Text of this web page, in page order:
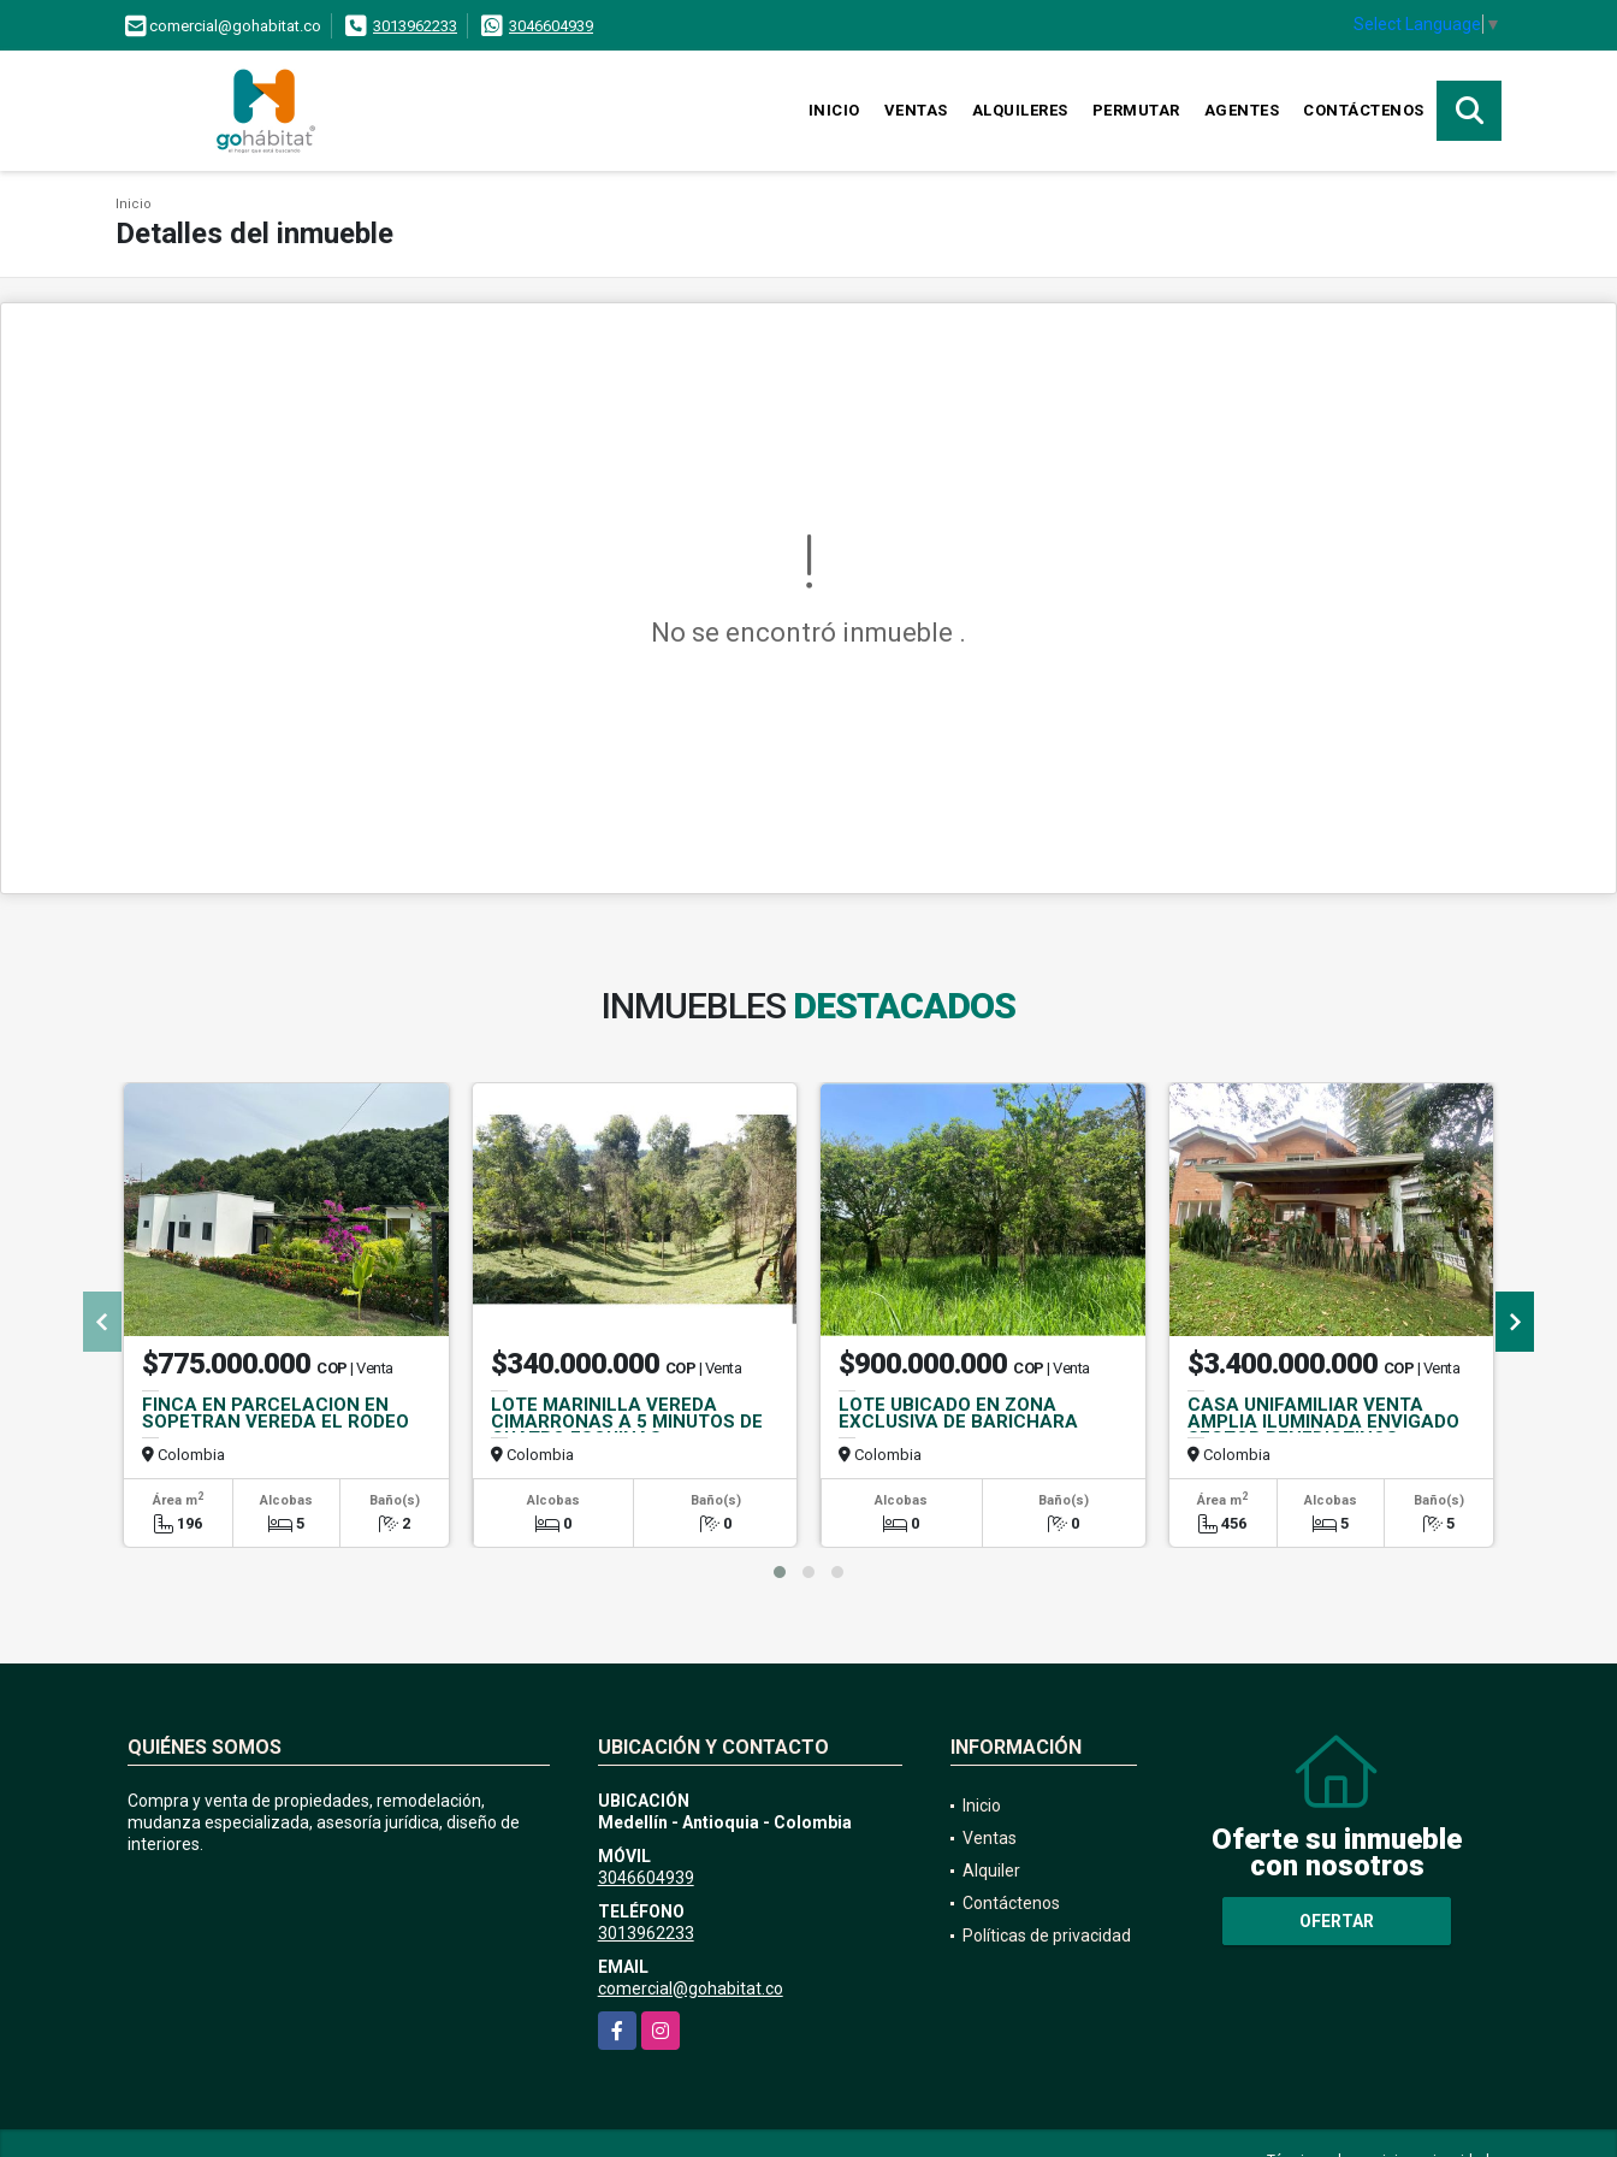
comercial@gohabitat.co 3013962233 3046604939 Select Language ▼
INICIO VENTAS ALQUILERES PERMUTAR AGENTES CONTÁCTENOS
Inicio
Detalles del inmueble
No se encontró inmueble .
INMUEBLES DESTACADOS
$775.000.000 COP | Venta
FINCA EN PARCELACION EN
SOPETRAN VEREDA EL RODEO
Colombia
Área m2
196
Alcobas
5
Baño(s)
2
$340.000.000 COP | Venta
LOTE MARINILLA VEREDA
CIMARRONAS A 5 MINUTOS DE
CUATRO ESQUINAS
Colombia
Alcobas
0
Baño(s)
0
$900.000.000 COP | Venta
LOTE UBICADO EN ZONA
EXCLUSIVA DE BARICHARA
Colombia
Alcobas
0
Baño(s)
0
$3.400.000.000 COP | Venta
CASA UNIFAMILIAR VENTA
AMPLIA ILUMINADA ENVIGADO
SECTOR BENEDICTINOS
Colombia
Área m2
456
Alcobas
5
Baño(s)
5
QUIÉNES SOMOS
Compra y venta de propiedades, remodelación,
mudanza especializada, asesoría jurídica, diseño de
interiores.
UBICACIÓN Y CONTACTO
UBICACIÓN
Medellín - Antioquia - Colombia
MÓVIL
3046604939
TELÉFONO
3013962233
EMAIL
comercial@gohabitat.co
FacebookInstagram
INFORMACIÓN
Inicio
Ventas
Alquiler
Contáctenos
Políticas de privacidad
Oferte su inmueble
con nosotros
OFERTAR